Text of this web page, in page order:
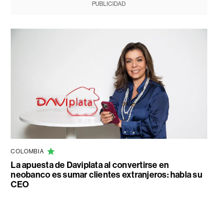
PUBLICIDAD
COLOMBIA
La apuesta de Daviplata al convertirse en
neobanco es sumar clientes extranjeros: habla su
CEO